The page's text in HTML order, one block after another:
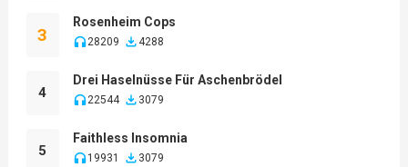
3
Rosenheim Cops
28209 4288
4
Drei Haselnüsse Für Aschenbrödel
22544 3079
5
Faithless Insomnia
19931 3079